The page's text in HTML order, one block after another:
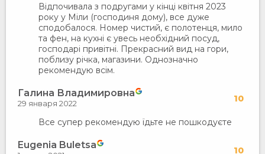
Відпочивала з подругами у кінці квітня 2023
року у Міли (господиня дому), все дуже
сподобалося. Номер чистий, є полотенця, мило
та фен, на кухні є увесь необхідний посуд,
господарі привітні. Прекрасний вид на гори,
поблизу річка, магазини. Однозначно
рекомендую всім.
Галина Владимировна 10
29 января 2022
Все супер рекомендую їдьте не пошкодуєте
Eugenia Buletsa 10